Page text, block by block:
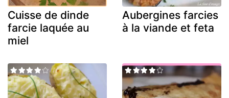
Cuisse de dinde
farcie laquée au
miel
Aubergines farcies
à la viande et feta